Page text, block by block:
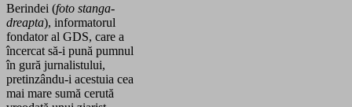
Berindei (foto stanga-
dreapta), informatorul
fondator al GDS, care a
încercat să-i pună pumnul
în gură jurnalistului,
pretinzându-i acestuia cea
mai mare sumă cerută